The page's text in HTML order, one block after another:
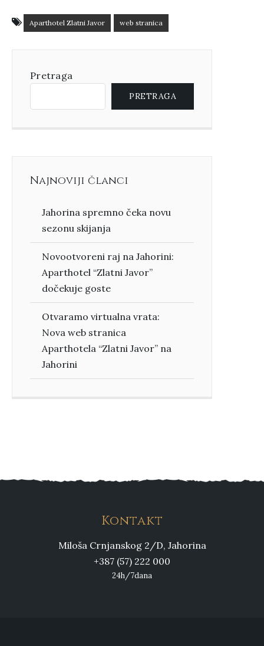
Aparthotel Zlatni Javor web stranica
Pretraga
PRETRAGA
Najnoviji članci
Jahorina spremno čeka novu
sezonu skijanja
Novootvoreni raj na Jahorini:
Aparthotel “Zlatni Javor”
dočekuje goste
Otvaramo virtualna vrata:
Nova web stranica
Aparthotela “Zlatni Javor” na
Jahorini
Kontakt
Miloša Crnjanskog 2/D, Jahorina
+387 (57) 222 000
24h/7dana